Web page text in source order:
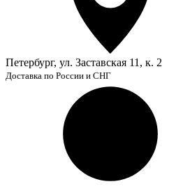
Петербург, ул. Заставская 11, к. 2
Доставка по России и СНГ